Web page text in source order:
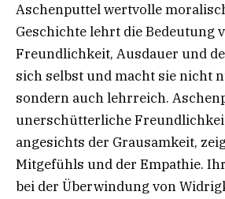
Aschenputtel wertvolle
Geschichte lehrt die Bedeutung
Freundlichkeit, Ausdauer und
sich selbst und macht sie nicht
sondern auch lehrreich.
unerschütterliche
angesichts der Grausamkeit,
Mitgefühls und der Empathie.
bei der Überwindung von